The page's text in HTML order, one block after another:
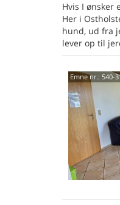
Hvis I ønsker
Her i
hund, ud fra
lever op til
Emne nr.: 540-